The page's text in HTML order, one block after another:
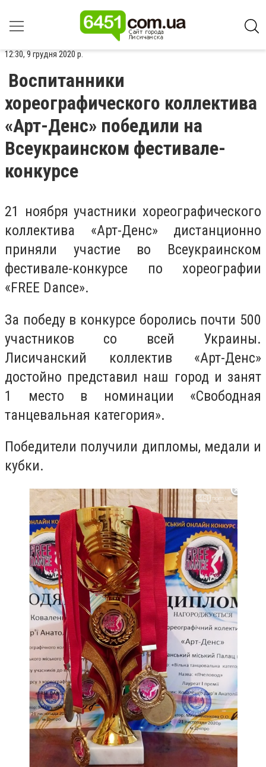
12:30, 9 грудня 2020 р.
Воспитанники
хореографического коллектива
«Арт-Денс» победили на
Всеукраинском фестивале-
конкурсе
21 ноября участники хореографического
коллектива «Арт-Денс» дистанционно
приняли участие во Всеукраинском
фестивале-конкурсе по хореографии
«FREE Dance».
За победу в конкурсе боролись почти 500
участников со всей Украины.
Лисичанский коллектив «Арт-Денс»
достойно представил наш город и занят
1 место в номинации «Свободная
танцевальная категория».
Победители получили дипломы, медали и
кубки.